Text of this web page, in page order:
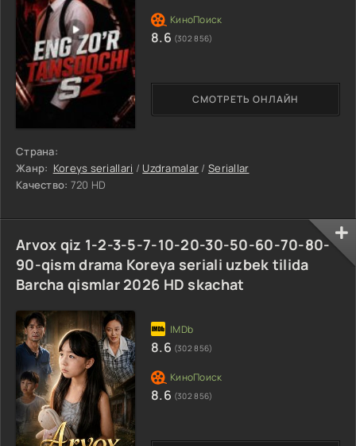
Страна:
Жанр: Koreys seriallari / Uzdramalar / Seriallar
Качество: 720 HD
СМОТРЕТЬ ОНЛАЙН
8.6 (302 856)
Arvox qiz 1-2-3-5-7-10-20-30-50-60-70-80-
90-qism drama Koreya seriali uzbek tilida
Barcha qismlar 2026 HD skachat
8.6 (302 856)
8.6 (302 856)